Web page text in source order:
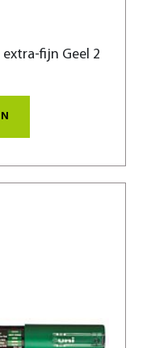
fijn Geel 2